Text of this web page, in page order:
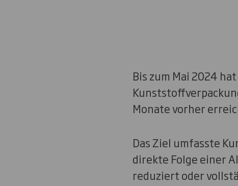
Bis zum Mai 2024
Monate vorher
Das Ziel umfasste
direkte Folge einer
reduziert oder